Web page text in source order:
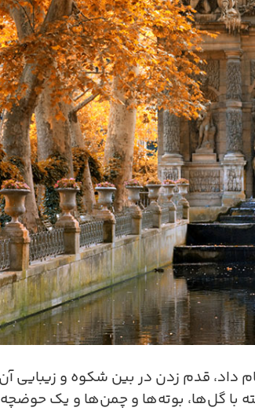
داد، قدم زدن در بین شکوه و زیبایی
با گل‌ها، بوته‌ها و چمن‌ها و یک حوضچه